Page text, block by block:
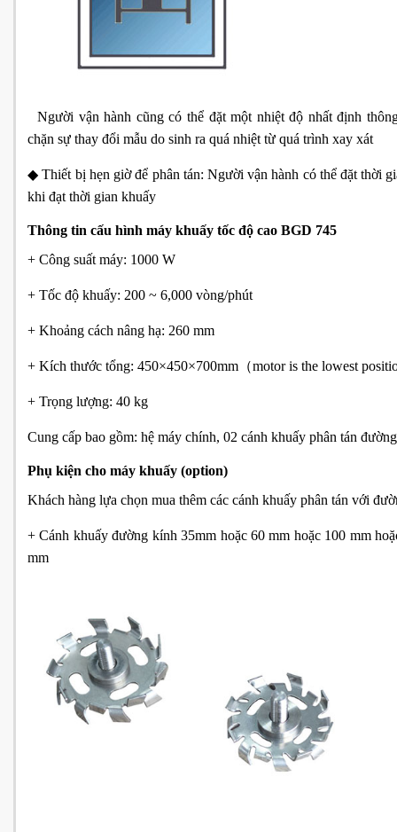
Người vận hành cũng có thể đặt một nhiệt độ nhất định
chặn sự thay đổi mẫu do sinh ra quá nhiệt từ quá trình xay xát
◆ Thiết bị hẹn giờ để phân tán: Người vận hành có thể đặt thời
khi đạt thời gian khuấy
Thông tin cấu hình máy khuấy tốc độ cao BGD 745
+ Công suất máy: 1000 W
+ Tốc độ khuấy: 200 ~ 6,000 vòng/phút
+ Khoảng cách nâng hạ: 260 mm
+ Kích thước tổng: 450×450×700mm（motor is the lowest
+ Trọng lượng: 40 kg
Cung cấp bao gồm: hệ máy chính, 02 cánh khuấy phân tán
Phụ kiện cho máy khuấy (option)
Khách hàng lựa chọn mua thêm các cánh khuấy phân tán với
+ Cánh khuấy đường kính 35mm hoặc 60 mm hoặc 100 mm
mm